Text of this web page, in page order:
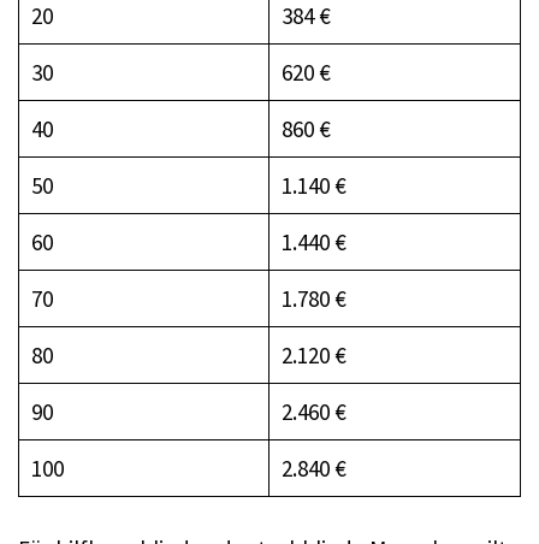
20
384 €
30
620 €
40
860 €
50
1.140 €
60
1.440 €
70
1.780 €
80
2.120 €
90
2.460 €
100
2.840 €